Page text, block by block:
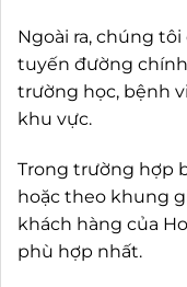
Ngoài ra, chúng
tuyến đường
trường học, bệnh
khu vực.
Trong trường hợp
hoặc theo khung
khách hàng của
phù hợp nhất.